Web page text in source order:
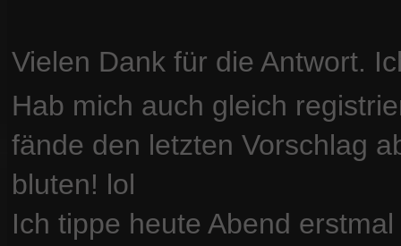
Vielen Dank für die Antwort.
Hab mich auch gleich
fände den letzten Vorschlag
bluten! lol
Ich tippe heute Abend